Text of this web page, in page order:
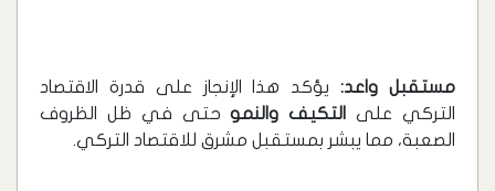
مستقبل واعد:يؤكد هذا الإنجاز على قدرة الاقتصاد
التركي على
التكيف والنموحتى في ظل الظروف
الصعبة، مما يبشر بمستقبل مشرق للاقتصاد التركي.